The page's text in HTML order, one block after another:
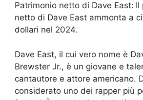
Patrimonio netto di Dave East: Il
netto di Dave East ammonta a
dollari nel 2024.
Dave East, il cui vero nome è
Brewster Jr., è un giovane e
cantautore e attore americano.
considerato uno dei rapper più